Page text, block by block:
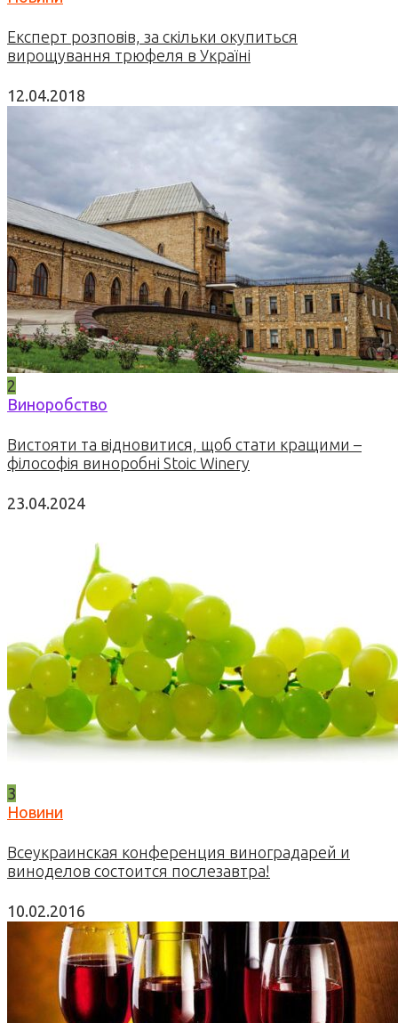
Експерт розповів, за скільки окупиться
вирощування трюфеля в Україні
12.04.2018
2
Виноробство
Вистояти та відновитися, щоб стати кращими –
філософія виноробні Stoic Winery
23.04.2024
3
Новини
Всеукраинская конференция виноградарей и
виноделов состоится послезавтра!
10.02.2016